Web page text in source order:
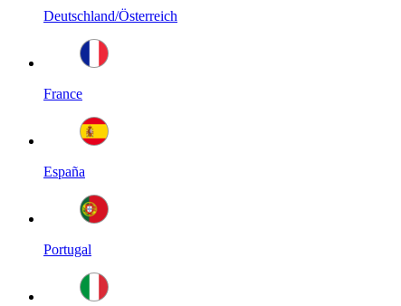
Deutschland/Österreich
France
España
Portugal